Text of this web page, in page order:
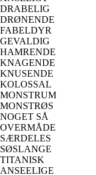
DRABELIG
DRØNENDE
FABELDYR
GEVALDIG
HAMRENDE
KNAGENDE
KNUSENDE
KOLOSSAL
MONSTRUM
MONSTRØS
NOGET SÅ
OVERMÅDE
SÆRDELES
SØSLANGE
TITANISK
ANSEELIGE